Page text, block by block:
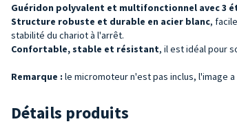
Guéridon polyvalent et multifonctionnel avec3
Structure robuste et durable en acier blanc,
stabilité du chariot à l'arrêt.
Confortable, stable et résistant, il est idéal pour
Remarque : le micromoteur n'est pas inclus, l'image
Détails produits